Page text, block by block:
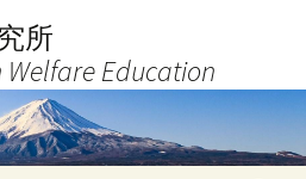
所
Education